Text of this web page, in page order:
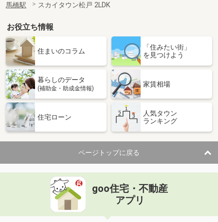
馬橋駅
スカイタウン松戸 2LDK
お役立ち情報
住まいのコラム
「住みたい街」
を見つけよう
暮らしのデータ
(補助金・助成金情報)
家賃相場
住宅ローン
人気タウン
ランキング
ページトップに戻る
goo住宅・不動産
アプリ